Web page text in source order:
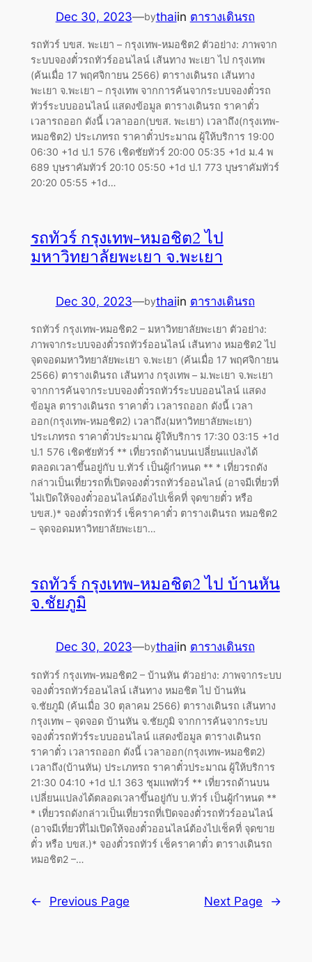
Dec 30, 2023—bythaiin ตารางเดินรถ
รถทัวร์ บขส. พะเยา – กรุงเทพ-หมอชิต2 ตัวอย่าง: ภาพจาก
ระบบจองตั๋วรถทัวร์ออนไลน์ เส้นทาง พะเยา ไป กรุงเทพ
(ค้นเมื่อ 17 พฤศจิกายน 2566) ตารางเดินรถ เส้นทาง
พะเยา จ.พะเยา – กรุงเทพ จากการค้นจากระบบจองตั๋วรถ
ทัวร์ระบบออนไลน์ แสดงข้อมูล ตารางเดินรถ ราคาตั๋ว
เวลารถออก ดังนี้ เวลาออก(บขส. พะเยา) เวลาถึง(กรุงเทพ-
หมอชิต2) ประเภทรถ ราคาตั๋วประมาณ ผู้ให้บริการ 19:00
06:30 +1d ป.1 576 เชิดชัยทัวร์ 20:00 05:35 +1d ม.4 พ
689 บุษราคัมทัวร์ 20:10 05:50 +1d ป.1 773 บุษราคัมทัวร์
20:20 05:55 +1d…
รถทัวร์ กรุงเทพ-หมอชิต2 ไป
มหาวิทยาลัยพะเยา จ.พะเยา
Dec 30, 2023—bythaiin ตารางเดินรถ
รถทัวร์ กรุงเทพ-หมอชิต2 – มหาวิทยาลัยพะเยา ตัวอย่าง:
ภาพจากระบบจองตั๋วรถทัวร์ออนไลน์ เส้นทาง หมอชิต2 ไป
จุดจอดมหาวิทยาลัยพะเยา จ.พะเยา (ค้นเมื่อ 17 พฤศจิกายน
2566) ตารางเดินรถ เส้นทาง กรุงเทพ – ม.พะเยา จ.พะเยา
จากการค้นจากระบบจองตั๋วรถทัวร์ระบบออนไลน์ แสดง
ข้อมูล ตารางเดินรถ ราคาตั๋ว เวลารถออก ดังนี้ เวลา
ออก(กรุงเทพ-หมอชิต2) เวลาถึง(มหาวิทยาลัยพะเยา)
ประเภทรถ ราคาตั๋วประมาณ ผู้ให้บริการ 17:30 03:15 +1d
ป.1 576 เชิดชัยทัวร์ ** เที่ยวรถด้านบนเปลี่ยนแปลงได้
ตลอดเวลาขึ้นอยู่กับ บ.ทัวร์ เป็นผู้กำหนด ** * เที่ยวรถดัง
กล่าวเป็นเที่ยวรถที่เปิดจองตั๋วรถทัวร์ออนไลน์ (อาจมีเที่ยวที่
ไม่เปิดให้จองตั๋วออนไลน์ต้องไปเช็คที่ จุดขายตั๋ว หรือ
บขส.)* จองตั๋วรถทัวร์ เช็คราคาตั๋ว ตารางเดินรถ หมอชิต2
– จุดจอดมหาวิทยาลัยพะเยา…
รถทัวร์ กรุงเทพ-หมอชิต2 ไป บ้านหัน
จ.ชัยภูมิ
Dec 30, 2023—bythaiin ตารางเดินรถ
รถทัวร์ กรุงเทพ-หมอชิต2 – บ้านหัน ตัวอย่าง: ภาพจากระบบ
จองตั๋วรถทัวร์ออนไลน์ เส้นทาง หมอชิต ไป บ้านหัน
จ.ชัยภูมิ (ค้นเมื่อ 30 ตุลาคม 2566) ตารางเดินรถ เส้นทาง
กรุงเทพ – จุดจอด บ้านหัน จ.ชัยภูมิ จากการค้นจากระบบ
จองตั๋วรถทัวร์ระบบออนไลน์ แสดงข้อมูล ตารางเดินรถ
ราคาตั๋ว เวลารถออก ดังนี้ เวลาออก(กรุงเทพ-หมอชิต2)
เวลาถึง(บ้านหัน) ประเภทรถ ราคาตั๋วประมาณ ผู้ให้บริการ
21:30 04:10 +1d ป.1 363 ชุมแพทัวร์ ** เที่ยวรถด้านบน
เปลี่ยนแปลงได้ตลอดเวลาขึ้นอยู่กับ บ.ทัวร์ เป็นผู้กำหนด **
* เที่ยวรถดังกล่าวเป็นเที่ยวรถที่เปิดจองตั๋วรถทัวร์ออนไลน์
(อาจมีเที่ยวที่ไม่เปิดให้จองตั๋วออนไลน์ต้องไปเช็คที่ จุดขาย
ตั๋ว หรือ บขส.)* จองตั๋วรถทัวร์ เช็คราคาตั๋ว ตารางเดินรถ
หมอชิต2 –…
← Previous Page Next Page →